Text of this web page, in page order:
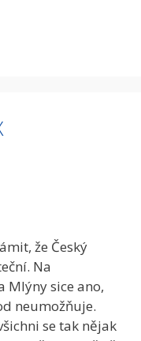
že Český
Na
Mlýny sice ano,
neumožňuje.
se tak nějak